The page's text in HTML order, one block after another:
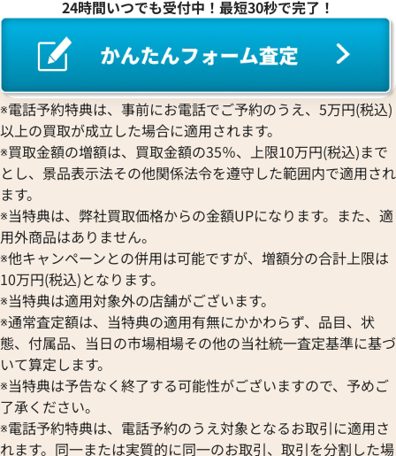
24時間いつでも受付中！最短30秒で完了！
※電話予約特典は、事前にお電話でご予約のうえ、5万円(税込)
以上の買取が成立した場合に適用されます。
※買取金額の増額は、買取金額の35％、上限10万円(税込)まで
とし、景品表示法その他関係法令を遵守した範囲内で適用され
ます。
※当特典は、弊社買取価格からの金額UPになります。また、適
用外商品はありません。
※他キャンペーンとの併用は可能ですが、増額分の合計上限は
10万円(税込)となります。
※当特典は適用対象外の店舗がございます。
※通常査定額は、当特典の適用有無にかかわらず、品目、状
態、付属品、当日の市場相場その他の当社統一査定基準に基づ
いて算定します。
※当特典は予告なく終了する可能性がございますので、予めご
了承ください。
※電話予約特典は、電話予約のうえ対象となるお取引に適用さ
れます。同一または実質的に同一のお取引、取引を分割した場